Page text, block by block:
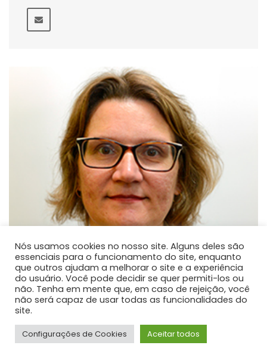
Méri Frotscher Kramer
Nós usamos cookies no nosso site. Alguns deles são
essenciais para o funcionamento do site, enquanto
que outros ajudam a melhorar o site e a experiência
do usuário. Você pode decidir se quer permiti-los ou
não. Tenha em mente que, em caso de rejeição, você
não será capaz de usar todas as funcionalidades do
site.
Configurações de Cookies Aceitar todos